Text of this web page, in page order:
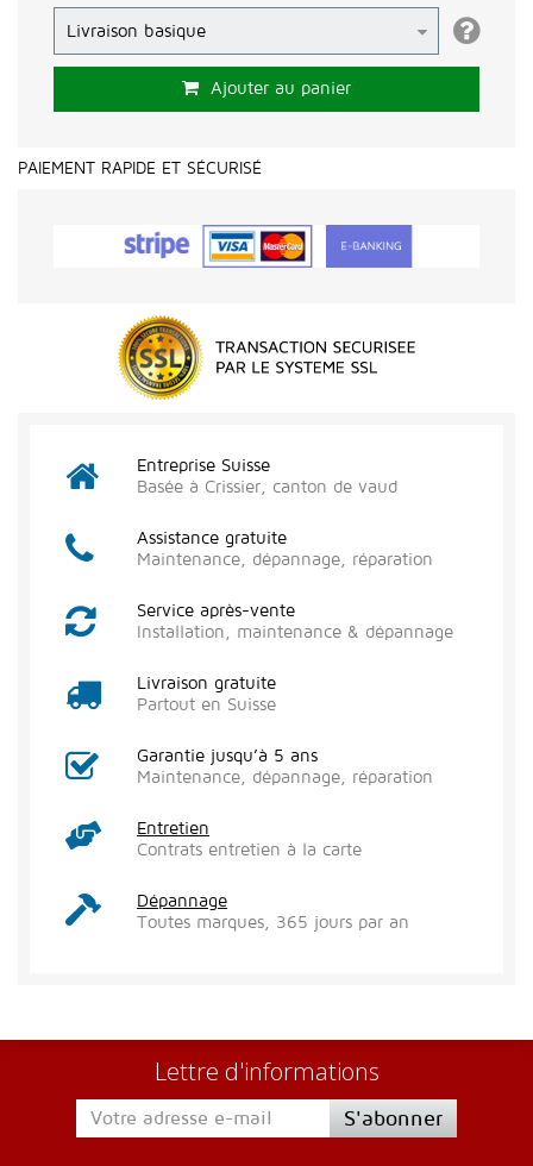
Ajouter au panier
PAIEMENT RAPIDE ET SÉCURISÉ
Entreprise Suisse
Basée à Crissier, canton de vaud
Assistance gratuite
Maintenance, dépannage, réparation
Service après-vente
Installation, maintenance & dépannage
Livraison gratuite
Partout en Suisse
Garantie jusqu’à 5 ans
Maintenance, dépannage, réparation
Entretien
Contrats entretien à la carte
Dépannage
Toutes marques, 365 jours par an
Lettre d'informations
S'abonner